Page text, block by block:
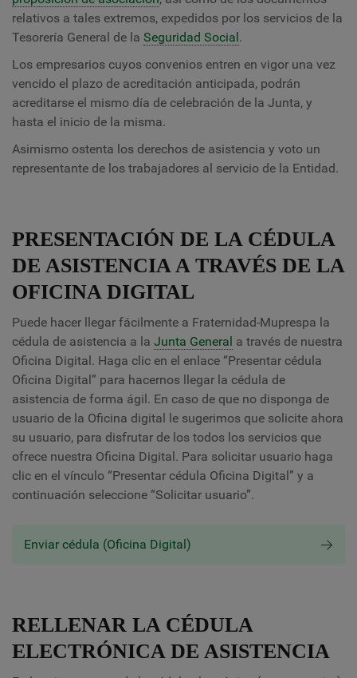
relativos a tales extremos, expedidos por los servicios de la
Tesorería General de la Seguridad Social.
Los empresarios cuyos convenios entren en vigor una vez
vencido el plazo de acreditación anticipada, podrán
acreditarse el mismo día de celebración de la Junta, y
hasta el inicio de la misma.
Asimismo ostenta los derechos de asistencia y voto un
representante de los trabajadores al servicio de la Entidad.
PRESENTACIÓN DE LA CÉDULA
DE ASISTENCIA A TRAVÉS DE LA
OFICINA DIGITAL
Puede hacer llegar fácilmente a Fraternidad-Muprespa la
cédula de asistencia a la Junta General a través de nuestra
Oficina Digital. Haga clic en el enlace “Presentar cédula
Oficina Digital” para hacernos llegar la cédula de
asistencia de forma ágil. En caso de que no disponga de
usuario de la Oficina digital le sugerimos que solicite ahora
su usuario, para disfrutar de los todos los servicios que
ofrece nuestra Oficina Digital. Para solicitar usuario haga
clic en el vínculo “Presentar cédula Oficina Digital” y a
continuación seleccione “Solicitar usuario”.
Enviar cédula (Oficina Digital)
RELLENAR LA CÉDULA
ELECTRÓNICA DE ASISTENCIA